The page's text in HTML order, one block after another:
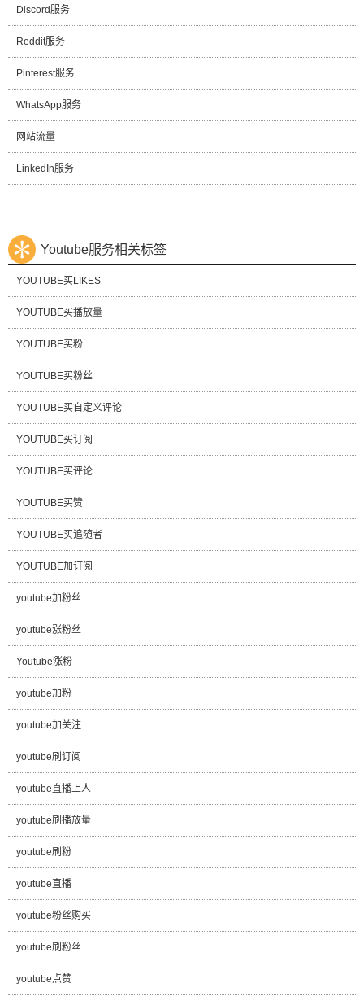
Discord服务
Reddit服务
Pinterest服务
WhatsApp服务
网站流量
LinkedIn服务
Youtube服务相关标签
YOUTUBE买LIKES
YOUTUBE买播放量
YOUTUBE买粉
YOUTUBE买粉丝
YOUTUBE买自定义评论
YOUTUBE买订阅
YOUTUBE买评论
YOUTUBE买赞
YOUTUBE买追随者
YOUTUBE加订阅
youtube加粉丝
youtube涨粉丝
Youtube涨粉
youtube加粉
youtube加关注
youtube刷订阅
youtube直播上人
youtube刷播放量
youtube刷粉
youtube直播
youtube粉丝购买
youtube刷粉丝
youtube点赞